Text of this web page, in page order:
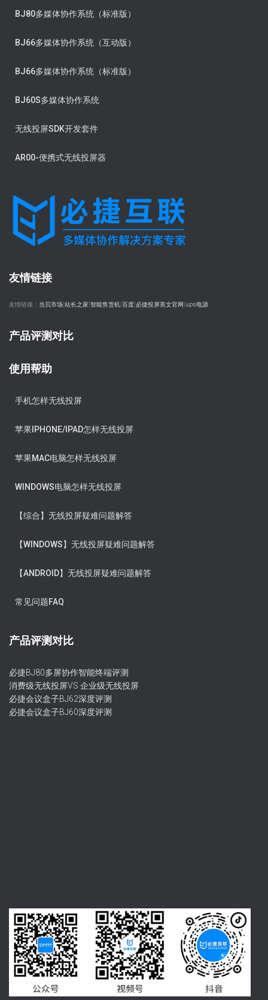
BJ80多媒体协作系统（标准版）
BJ66多媒体协作系统（互动版）
BJ66多媒体协作系统（标准版）
BJ60S多媒体协作系统
无线投屏SDK开发套件
AR00-便携式无线投屏器
友情链接
友情链接： 当贝市场 站长之家 智能售货机 百度 必捷投屏英文官网 ups电源
产品评测对比
使用帮助
手机怎样无线投屏
苹果IPHONE/IPAD怎样无线投屏
苹果MAC电脑怎样无线投屏
WINDOWS电脑怎样无线投屏
【综合】无线投屏疑难问题解答
【WINDOWS】无线投屏疑难问题解答
【ANDROID】无线投屏疑难问题解答
常见问题FAQ
产品评测对比
必捷BJ80多屏协作智能终端评测
消费级无线投屏VS 企业级无线投屏
必捷会议盒子BJ62深度评测
必捷会议盒子BJ60深度评测